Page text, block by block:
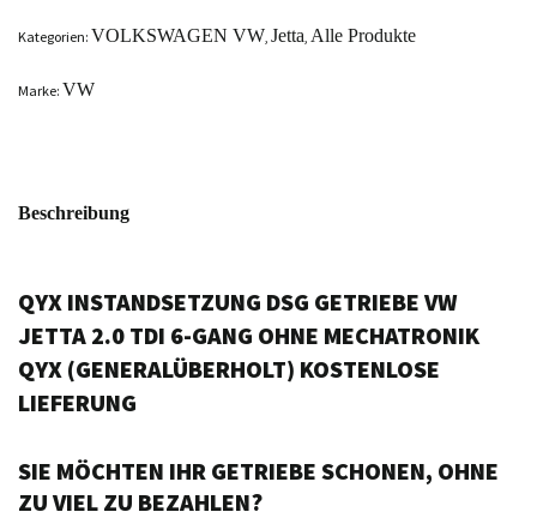
Kategorien: VOLKSWAGEN VW Jetta Alle Produkte
Marke: VW
Beschreibung
QYX INSTANDSETZUNG DSG GETRIEBE VW
JETTA 2.0 TDI 6-GANG OHNE MECHATRONIK
QYX (GENERALÜBERHOLT) KOSTENLOSE
LIEFERUNG
SIE MÖCHTEN IHR GETRIEBE SCHONEN, OHNE
ZU VIEL ZU BEZAHLEN?